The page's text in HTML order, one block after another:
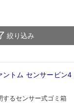
絞り込み
ントム センサービン4
するセンサー式ゴミ箱